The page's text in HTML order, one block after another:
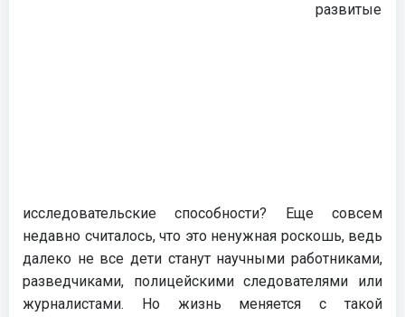
развитые
исследовательские способности? Еще совсем
недавно считалось, что это ненужная роскошь, ведь
далеко не все дети станут научными работниками,
разведчиками, полицейскими следователями или
журналистами. Но жизнь меняется с такой